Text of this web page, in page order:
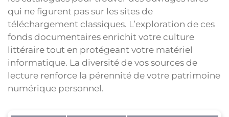
qui ne figurent pas sur les sites de
téléchargement classiques. L’exploration de ces
fonds documentaires enrichit votre culture
littéraire tout en protégeant votre matériel
informatique. La diversité de vos sources de
lecture renforce la pérennité de votre patrimoine
numérique personnel.